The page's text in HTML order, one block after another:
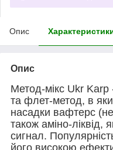
Опис
Опис
Метод-мікс Ukr Karp
та флет-метод, в
насадки вафтерс
також аміно-ліквід,
сигнал.
його високою